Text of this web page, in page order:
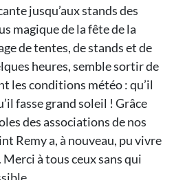
jusqu’aux stands des
magique de la fête de la
de tentes, de stands et de
heures, semble sortir de
les conditions météo : qu’il
fasse grand soleil ! Grâce
des associations de nos
Remy a, à nouveau, pu vivre
à tous ceux sans qui